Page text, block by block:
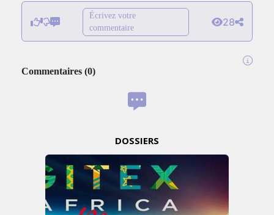
Écrivez votre
commentaire
28
Commentaires (0)
DOSSIERS